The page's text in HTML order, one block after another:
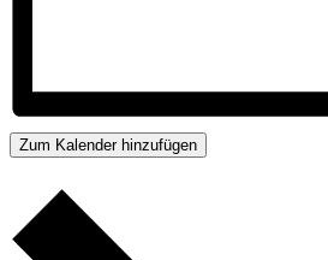
Zum Kalender hinzufügen